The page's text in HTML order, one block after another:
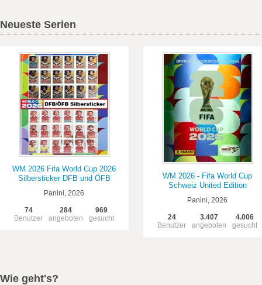
Neueste Serien
WM 2026 Fifa World Cup 2026
Silbersticker DFB und ÖFB
Panini, 2026
74
Benutzer
284
angeboten
969
gesucht
WM 2026 - Fifa World Cup
Schweiz United Edition
Panini, 2026
24
Benutzer
3.407
angeboten
4.006
gesucht
Wie geht's?